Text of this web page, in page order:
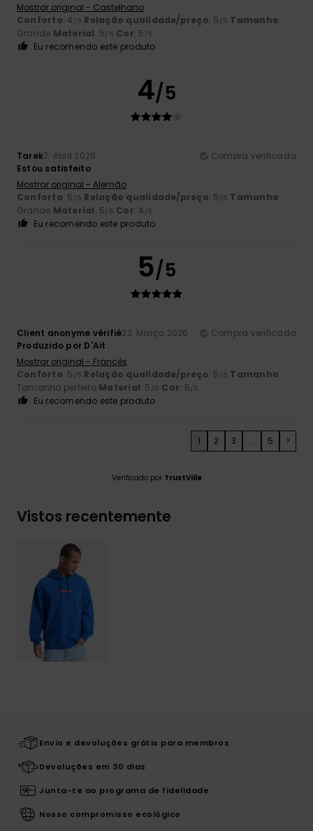
Mostrar original - Castelhano
Conforto: 4 /5 Relação qualidade/preço: 5 /5 Tamanho:
Grande Material: 5/5 Cor: 5 /5
Eu recomendo este produto
4/5
Tarek7. Abril 2026
Compra verificada
Estou satisfeito
Mostrar original - Alemão
Conforto: 5 /5 Relação qualidade/preço: 5 /5 Tamanho:
Grande Material: 5/5 Cor: 4 /5
Eu recomendo este produto
5/5
Client anonyme vérifié22. Março 2026
Compra verificada
Produzido por D'Ait
Mostrar original - Francês
Conforto: 5 /5 Relação qualidade/preço: 5 /5 Tamanho:
Tamanho perfeito Material: 5 /5 Cor: 5/5
Eu recomendo este produto
1 2 3 ... 5 >
Verificado por TrustVille
Vistos recentemente
Envio e devoluções grátis para membros
Devoluções em 30 dias
Junta-te ao programa de fidelidade
Nosso compromisso ecológico